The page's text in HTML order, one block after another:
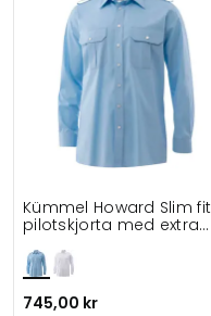
Kümmel Howard Slim fit
pilotskjorta med extra
745,00 kr